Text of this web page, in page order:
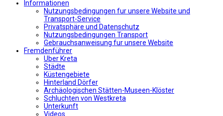
Informationen
Nutzungsbedingungen fur unsere Website und
Transport-Service
Privatsphäre und Datenschutz
Nutzungsbedingungen Transport
Gebrauchsanweisung fur unsere Website
Fremdenführer
Uber Kreta
Städte
Küstengebiete
Hinterland Dörfer
Archäologischen Stätten-Museen-Klöster
Schluchten von Westkreta
Unterkunft
Videos